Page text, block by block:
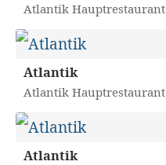
Atlantik Hauptrestaurant
Atlantik
Atlantik Hauptrestaurant
Atlantik